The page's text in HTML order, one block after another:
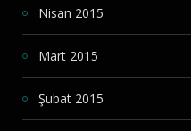
Nisan 2015
Mart 2015
Şubat 2015